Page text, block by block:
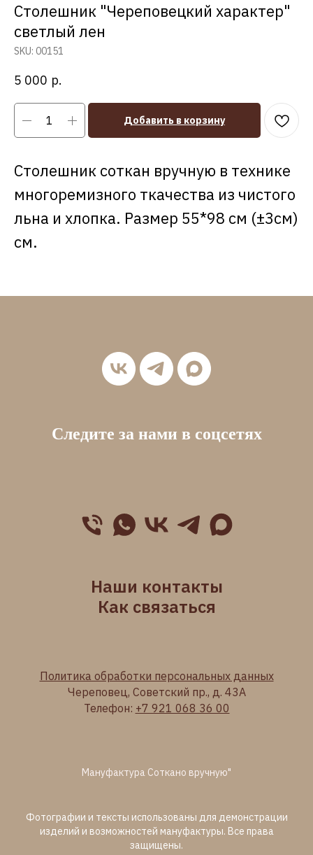
Столешник "Череповецкий характер"
светлый лен
SKU: 00151
5 000 р.
Добавить в корзину
Столешник соткан вручную в технике
многоремизного ткачества из чистого
льна и хлопка. Размер 55*98 см (±3см)
см.
Следите за нами в соцсетях
Наши контакты
Как связаться
Политика обработки персональных данных
Череповец, Советский пр., д. 43А
Телефон: +7 921 068 36 00
Мануфактура Соткано вручную"
Фотографии и тексты использованы для демонстрации
изделий и возможностей мануфактуры. Все права
защищены.